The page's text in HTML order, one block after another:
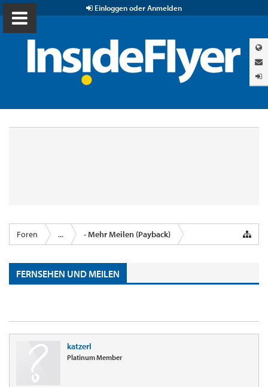
Einloggen oder Anmelden
Foren ... - Mehr Meilen (Payback)
FERNSEHEN UND MEILEN
katzerl
Platinum Member